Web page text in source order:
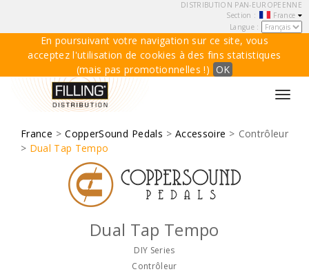
DISTRIBUTION PAN-EUROPEENNE
Section :
France
Langue :
En poursuivant votre navigation sur ce site, vous
acceptez l'utilisation de cookies à des fins statistiques
(mais pas promotionnelles !) OK
France >CopperSound Pedals >Accessoire > Contrôleur
> Dual Tap Tempo
Dual Tap Tempo
DIY Series
Contrôleur